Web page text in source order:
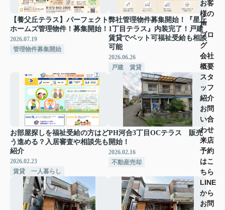
お客
様の
声
ブロ
グ
会社
概要
スタ
ッフ
紹介
お問
い合
わせ
来店
予約
はこ
ちら
LINE
から
お問
【養父丘テラス】パーフェクト
ホームズ管理物件！募集開始！
2026.07.19
管理物件募集開始
弊社管理物件募集開始！『星丘
1丁目テラス』内装完了！戸建
賃貸でペット可福祉受給も相談
可能
2026.06.26
戸建 賃貸
お部屋探しを福祉受給の方はど
う進める？入居審査や相談先も
紹介
2026.02.23
賃貸 一人暮らし
PH河合3丁目OCテラス 販売
開始！
2026.02.16
不動産売却